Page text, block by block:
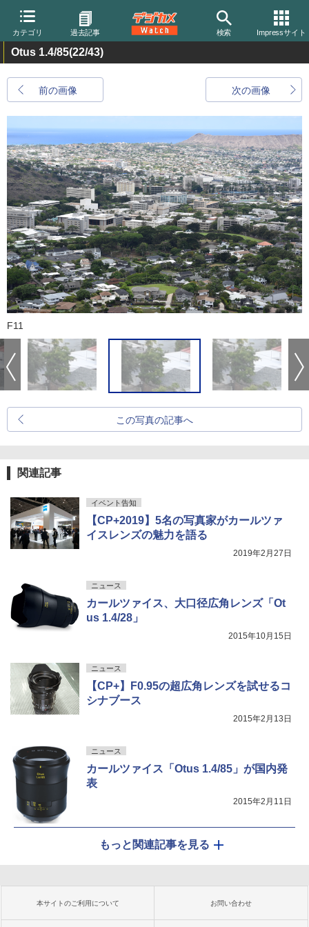
カテゴリ 過去記事 検索 Impressサイト
Otus 1.4/85(22/43)
前の画像 次の画像
F11
この写真の記事へ
関連記事
イベント告知
【CP+2019】5名の写真家がカールツァ
イスレンズの魅力を語る
2019年2月27日
ニュース
カールツァイス、大口径広角レンズ「Ot
us 1.4/28」
2015年10月15日
ニュース
【CP+】F0.95の超広角レンズを試せるコ
シナブース
2015年2月13日
ニュース
カールツァイス「Otus 1.4/85」が国内発
表
2015年2月11日
もっと関連記事を見る
本サイトのご利用について お問い合わせ